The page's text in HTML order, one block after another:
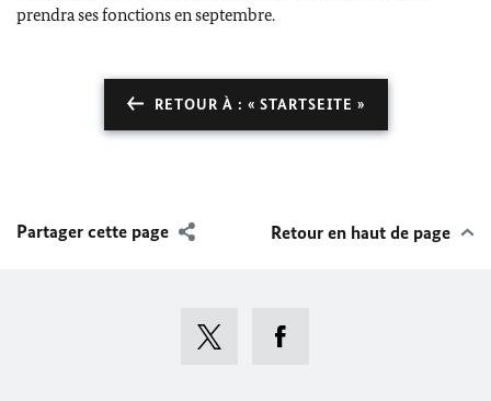
prendra ses fonctions en septembre.
RETOUR À : « STARTSEITE »
Partager cette page Retour en haut de page